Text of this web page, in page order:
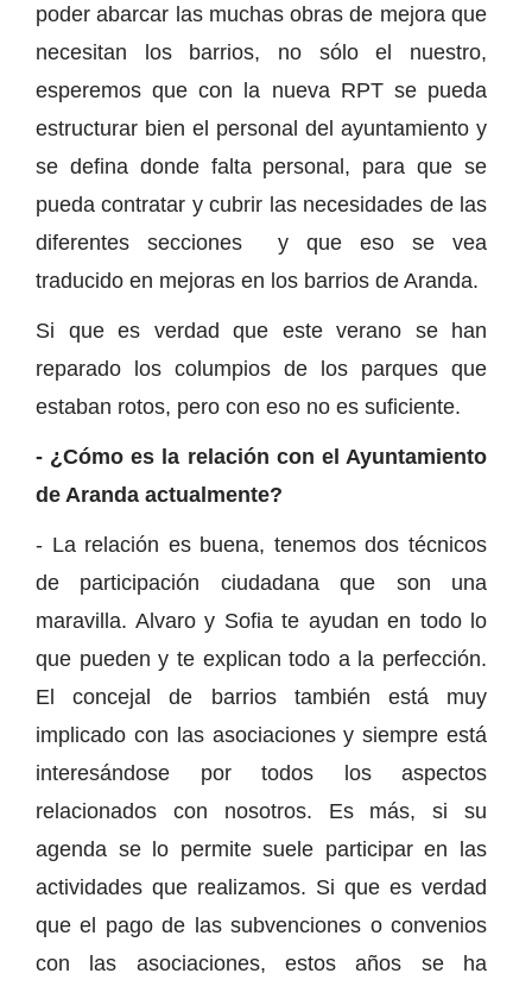
poder abarcar las muchas obras de mejora que
necesitan los barrios, no sólo el nuestro,
esperemos que con la nueva RPT se pueda
estructurar bien el personal del ayuntamiento y
se defina donde falta personal, para que se
pueda contratar y cubrir las necesidades de las
diferentes secciones y que eso se vea
traducido en mejoras en los barrios de Aranda.
Si que es verdad que este verano se han
reparado los columpios de los parques que
estaban rotos, pero con eso no es suficiente.
- ¿Cómo es la relación con el Ayuntamiento
de Aranda actualmente?
- La relación es buena, tenemos dos técnicos
de participación ciudadana que son una
maravilla. Alvaro y Sofia te ayudan en todo lo
que pueden y te explican todo a la perfección.
El concejal de barrios también está muy
implicado con las asociaciones y siempre está
interesándose por todos los aspectos
relacionados con nosotros. Es más, si su
agenda se lo permite suele participar en las
actividades que realizamos. Si que es verdad
que el pago de las subvenciones o convenios
con las asociaciones, estos años se ha